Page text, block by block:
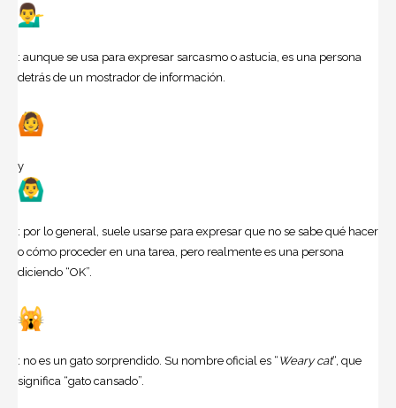
: aunque se usa para expresar sarcasmo o astucia, es una persona
detrás de un mostrador de información.
y
: por lo general, suele usarse para expresar que no se sabe qué hacer
o cómo proceder en una tarea, pero realmente es una persona
diciendo “OK”.
: no es un gato sorprendido. Su nombre oficial es “ Weary cat“, que
significa “gato cansado”.